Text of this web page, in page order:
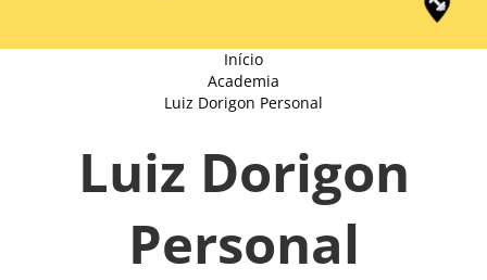
Início
Academia
Luiz Dorigon Personal
Luiz Dorigon
Personal